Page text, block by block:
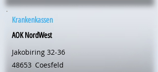
Krankenkassen
AOK NordWest
Jakobiring 32-36
48653 Coesfeld